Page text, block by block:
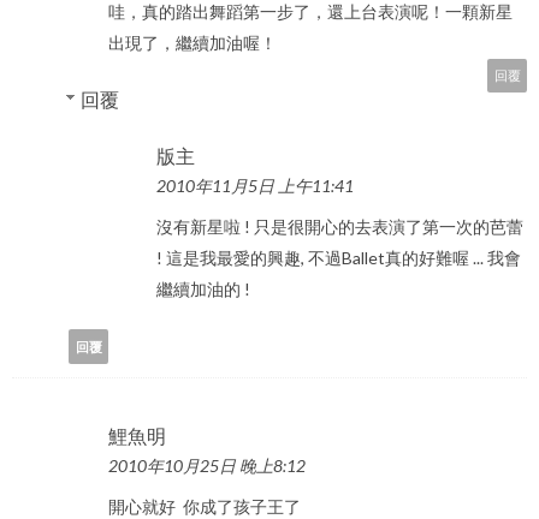
哇，真的踏出舞蹈第一步了，還上台表演呢！一顆新星
出現了，繼續加油喔！
回覆
回覆
版主
2010年11月5日 上午11:41
沒有新星啦 ! 只是很開心的去表演了第一次的芭蕾
! 這是我最愛的興趣, 不過Ballet真的好難喔 ... 我會
繼續加油的 !
回覆
鯉魚明
2010年10月25日 晚上8:12
開心就好 你成了孩子王了